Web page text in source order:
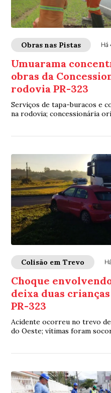
Obras nas Pistas Há
Umuarama
obras da
rodovia PR-323
Serviços de tapa-buracos e
na rodovia; concessionária
Colisão em Trevo
Choque
deixa duas
PR-323
Acidente ocorreu no trevo
do Oeste; vítimas foram